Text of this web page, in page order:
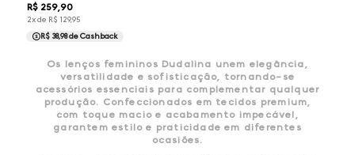
R$ 259,90
2x de R$ 129,95
R$ 38,98de Cashback
Os lenços femininos Dudalina unem elegância,
versatilidade e sofisticação, tornando-se
acessórios essenciais para complementar qualquer
produção. Confeccionados em tecidos premium,
com toque macio e acabamento impecável,
garantem estilo e praticidade em diferentes
ocasiões.